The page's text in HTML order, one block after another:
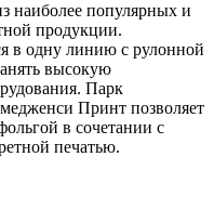
наиболее популярных и
продукции.
в одну линию с рулонной
высокую
Парк
Принт позволяет
в сочетании с
печатью.